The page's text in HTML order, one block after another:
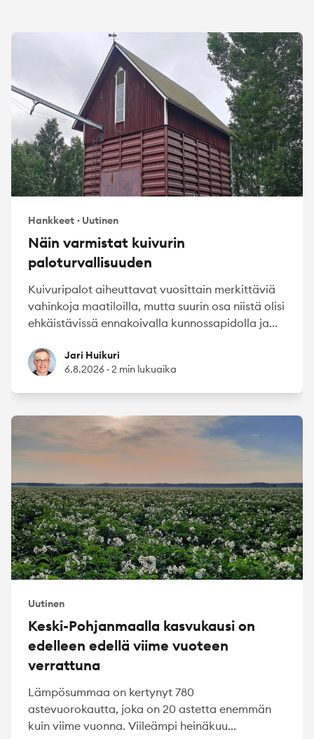
Hankkeet · Uutinen
Näin varmistat kuivurin
paloturvallisuuden
Kuivuripalot aiheuttavat vuosittain merkittäviä
vahinkoja maatiloilla, mutta suurin osa niistä olisi
ehkäistävissä ennakoivalla kunnossapidolla ja...
Jari HuikuriJari Huikuri
6.8.2026 · 2 min lukuaika
Uutinen
Keski-Pohjanmaalla kasvukausi on
edelleen edellä viime vuoteen
verrattuna
Lämpösummaa on kertynyt 780
astevuorokautta, joka on 20 astetta enemmän
kuin viime vuonna. Viileämpi heinäkuu...